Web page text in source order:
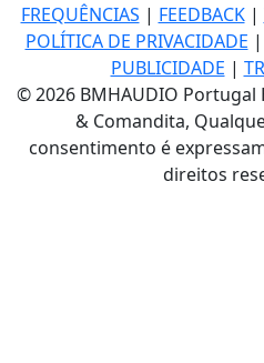
FREQUÊNCIAS | FEEDBACK|
POLÍTICA DE PRIVACIDADE |
PUBLICIDADE |
© 2026 BMHAUDIO Portugal
& Comandita,
consentimento é
direitos